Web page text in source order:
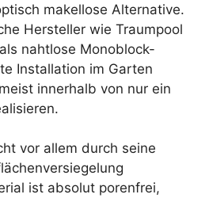
makellose Alternative.
Hersteller wie Traumpool
nahtlose Monoblock-
Installation im Garten
innerhalb von nur ein
vor allem durch seine
ist absolut porenfrei,